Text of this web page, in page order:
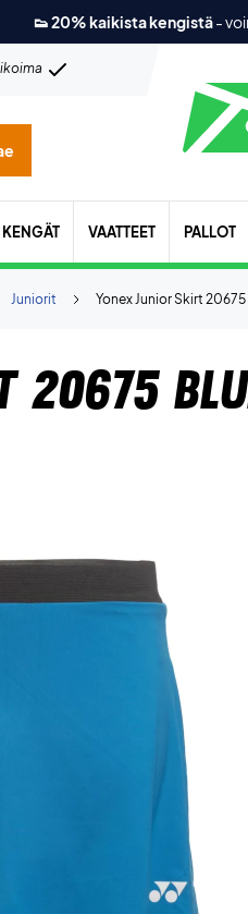
👟 20% kaikista kengistä-
KENGÄT VAATTEET PALLOT
Yonex Junior Skirt 20675
Juniorit